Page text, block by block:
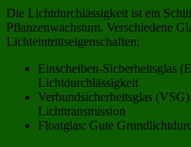
Die Lichtdurchlässigkeit ist ein
Pflanzenwachstum. Verschiedene
Lichteintrittseigenschaften:
Einscheiben-Sicherheitsglas
Lichtdurchlässigkeit
Verbundsicherheitsglas
Lichttransmission
Floatglas: Gute